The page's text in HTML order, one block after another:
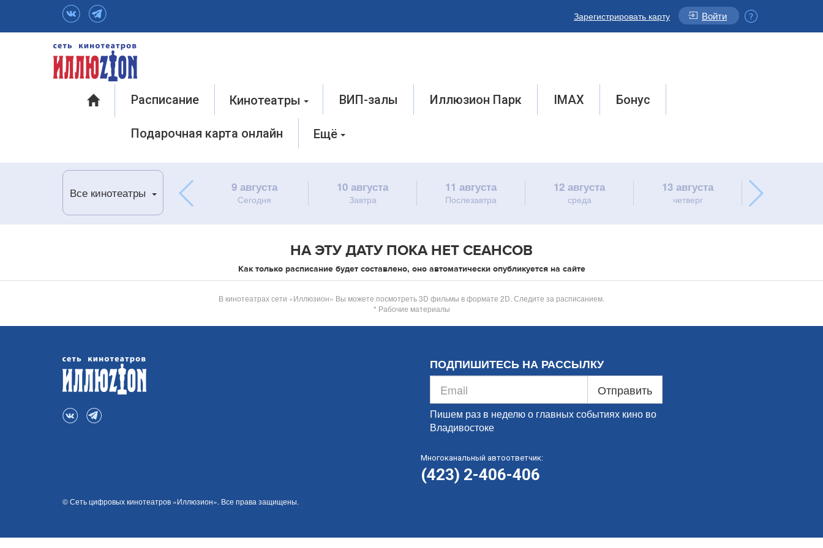
Зарегистрировать карту Войти
Расписание Кинотеатры ВИП-залы Иллюзион Парк IMAX Бонус
Подарочная карта онлайн Ещё
Все кинотеатры 9 августа
Сегодня
10 августа
Завтра
11 августа
Послезавтра
12 августа
среда
13 августа
четверг
НА ЭТУ ДАТУ ПОКА НЕТ СЕАНСОВ
Как только расписание будет составлено, оно автоматически опубликуется на сайте
В кинотеатрах сети «Иллюзион» Вы можете посмотреть 3D фильмы в формате 2D. Следите за расписанием.
* Рабочие материалы
ПОДПИШИТЕСЬ НА РАССЫЛКУ
Отправить
Пишем раз в неделю о главных событиях кино во
Владивостоке
Многоканальный автоответчик:
(423) 2-406-406
© Сеть цифровых кинотеатров «Иллюзион». Все права защищены.